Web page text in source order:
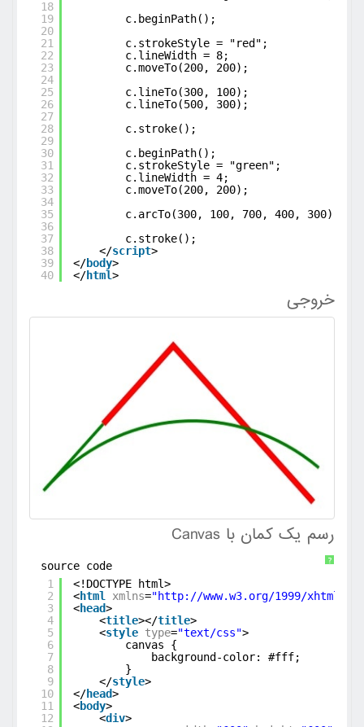
18
19
20
21
22
23
24
25
26
27
28
29
30
31
32
33
34
35
36
37
38
39
40
c.beginPath();
c.strokeStyle = "red";
c.lineWidth = 8;
c.moveTo(200, 200);
c.lineTo(300, 100);
c.lineTo(500, 300);
c.stroke();
c.beginPath();
c.strokeStyle = "green";
c.lineWidth = 4;
c.moveTo(200, 200);
c.arcTo(300, 100, 700, 400, 300);
c.stroke();
</script>
</body>
</html>
خروجی
رسم یک کمان با Canvas
?
source code
1
2
3
4
5
6
7
8
9
10
11
12
<!DOCTYPE html>
<html xmlns="http://www.w3.org/1999/xhtml
<head>
<title></title>
<style type="text/css">
canvas {
background-color: #fff;
}
</style>
</head>
<body>
<div>